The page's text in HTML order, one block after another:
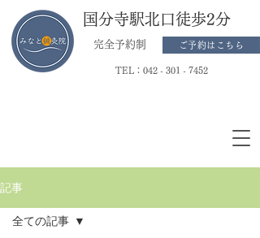
国分寺駅北口徒歩2分
完全予約制 ご予約はこちら
TEL： 042 - 301 - 7452
記事
全ての記事